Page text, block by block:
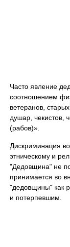
Часто явление
соотношением
ветеранов,
душар, чекистов,
(рабов)».
Дискриминация
этническому и
"Дедовщина" не
принимается во
"дедовщины" как
и потерпевшим.